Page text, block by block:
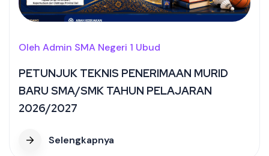
Oleh Admin SMA Negeri 1 Ubud
PETUNJUK TEKNIS PENERIMAAN MURID
BARU SMA/SMK TAHUN PELAJARAN
2026/2027
Selengkapnya